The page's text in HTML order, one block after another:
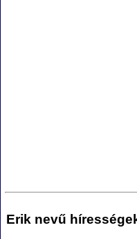
Erik nevű